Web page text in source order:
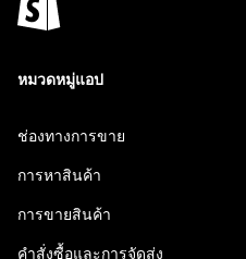
หมวดหมู่แอป
ช่องทางการขาย
การหาสินค้า
การขายสินค้า
คำสั่งซื้อและการจัดส่ง